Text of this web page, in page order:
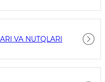
VA NUTQLARI